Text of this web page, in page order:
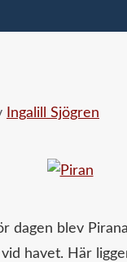
Ingalill Sjögren
dagen blev
havet. Här